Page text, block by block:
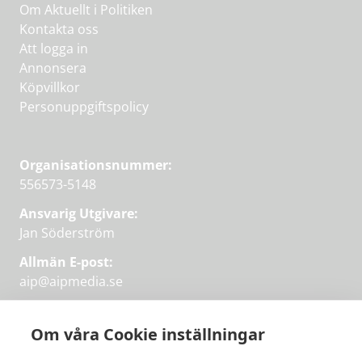
Om våra Cookie inställningar
Om Aktuellt i Politiken
Kontakta oss
Att logga in
Annonsera
Köpvillkor
Personuppgiftspolicy
Organisationsnummer:
556573-5148
Ansvarig Utgivare:
Jan Söderström
Allmän E-post:
aip@aipmedia.se
aip@flowyinfo.seeller 08-1210 60 40.